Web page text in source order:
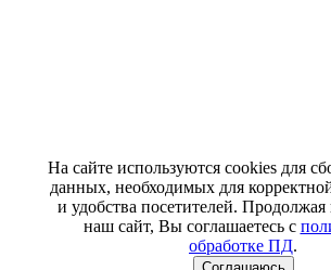
На сайте используются cookies для
данных, необходимых для
и удобства посетителей. Продолжая
наш сайт, Вы соглашаетесь с
обработке ПД.